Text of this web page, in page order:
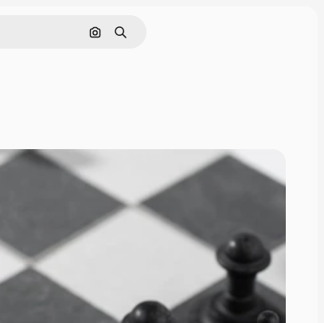
Поиск по изображению
Поиск